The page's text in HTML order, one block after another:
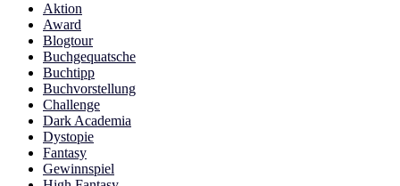
Aktion
Award
Blogtour
Buchgequatsche
Buchtipp
Buchvorstellung
Challenge
Dark Academia
Dystopie
Fantasy
Gewinnspiel